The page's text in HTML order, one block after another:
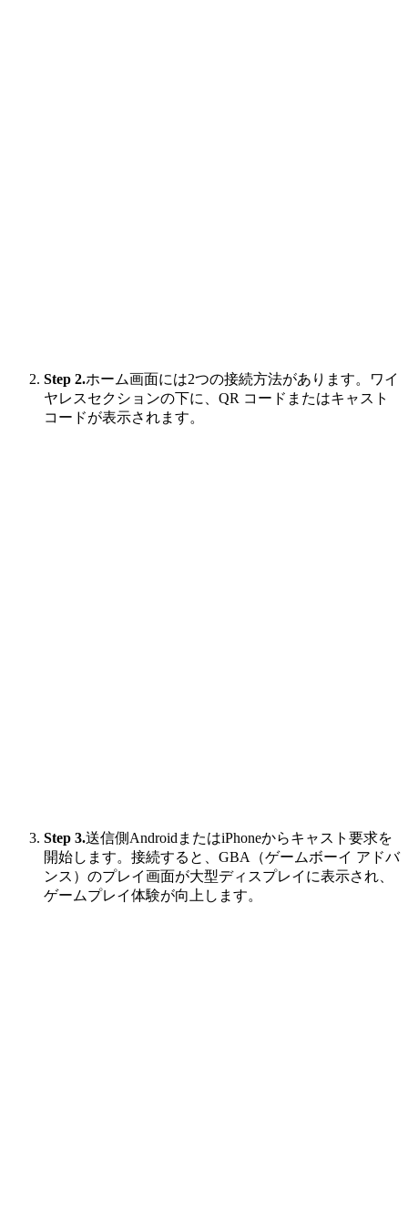
Step 2.ホーム画面には2つの接続方法があります。ワイ
ヤレスセクションの下に、QR コードまたはキャスト
コードが表示されます。
Step 3.送信側AndroidまたはiPhoneからキャスト要求を
開始します。接続すると、GBA（ゲームボーイ アドバ
ンス）のプレイ画面が大型ディスプレイに表示され、
ゲームプレイ体験が向上します。